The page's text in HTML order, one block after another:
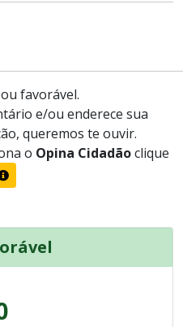
favorável.
e/ou enderece sua
queremos te ouvir.
o Opina Cidadãoclique